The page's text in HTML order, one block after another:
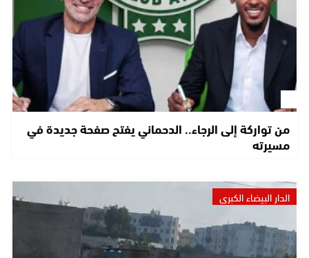
من تواركة إلى الرجاء.. الدحماني يفتح صفحة جديدة في
مسيرته
الدار البيضاء الكبرى